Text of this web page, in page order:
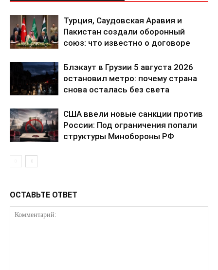
О нас
Связаться с нами
Политика конфиденциальности
Отказ от ответственности
Мой аккаунт
Реклама
Контакты
Турция, Саудовская Аравия и
Пакистан создали оборонный
союз: что известно о договоре
Блэкаут в Грузии 5 августа 2026
остановил метро: почему страна
снова осталась без света
США ввели новые санкции против
России: Под ограничения попали
структуры Минобороны РФ
ОСТАВЬТЕ ОТВЕТ